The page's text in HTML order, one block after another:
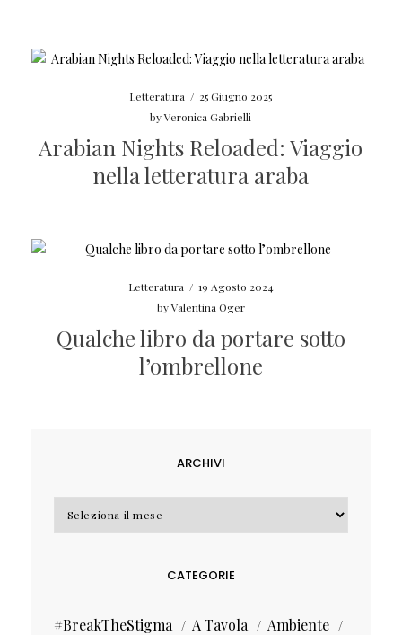
Letteratura / 25 Giugno 2025
byVeronica Gabrielli
Arabian Nights Reloaded: Viaggio
nella letteratura araba
Letteratura / 19 Agosto 2024
byValentina Oger
Qualche libro da portare sotto
l’ombrellone
ARCHIVI
Archivi
CATEGORIE
#BreakTheStigma A Tavola
Ambiente